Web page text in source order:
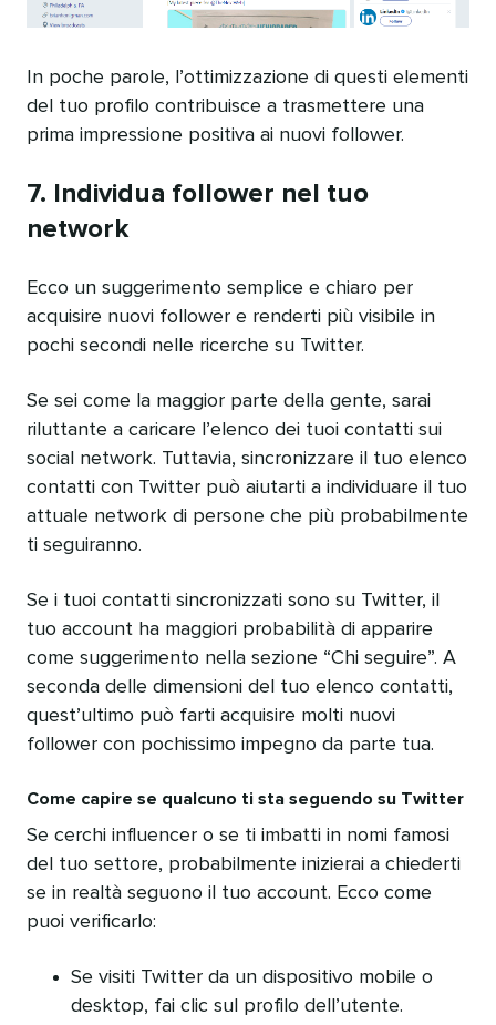
In poche parole, l’ottimizzazione di questi elementi
del tuo profilo contribuisce a trasmettere una
prima impressione positiva ai nuovi follower.
7. Individua follower nel tuo
network
Ecco un suggerimento semplice e chiaro per
acquisire nuovi follower e renderti più visibile in
pochi secondi nelle ricerche su Twitter.
Se sei come la maggior parte della gente, sarai
riluttante a caricare l’elenco dei tuoi contatti sui
social network. Tuttavia, sincronizzare il tuo elenco
contatti con Twitter può aiutarti a individuare il tuo
attuale network di persone che più probabilmente
ti seguiranno.
Se i tuoi contatti sincronizzati sono su Twitter, il
tuo account ha maggiori probabilità di apparire
come suggerimento nella sezione “Chi seguire”. A
seconda delle dimensioni del tuo elenco contatti,
quest’ultimo può farti acquisire molti nuovi
follower con pochissimo impegno da parte tua.
Come capire se qualcuno ti sta seguendo su Twitter
Se cerchi influencer o se ti imbatti in nomi famosi
del tuo settore, probabilmente inizierai a chiederti
se in realtà seguono il tuo account. Ecco come
puoi verificarlo:
Se visiti Twitter da un dispositivo mobile o
desktop, fai clic sul profilo dell’utente.